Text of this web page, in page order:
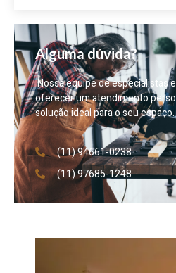
Alguma dúvida?
Nossa equipe de especialistas
oferecer um atendimento
solução ideal para o seu espaço.
(11) 94661-0238
(11) 97685-1248